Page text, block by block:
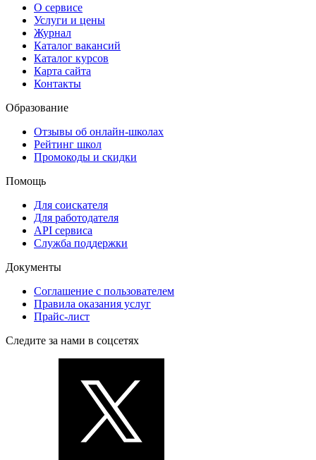
О сервисе
Услуги и цены
Журнал
Каталог вакансий
Каталог курсов
Карта сайта
Контакты
Образование
Отзывы об онлайн-школах
Рейтинг школ
Промокоды и скидки
Помощь
Для соискателя
Для работодателя
API сервиса
Служба поддержки
Документы
Соглашение с пользователем
Правила оказания услуг
Прайс-лист
Следите за нами в соцсетях